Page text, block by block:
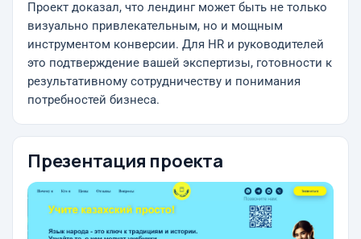
Проект доказал, что лендинг может быть не только
визуально привлекательным, но и мощным
инструментом конверсии. Для HR и руководителей
это подтверждение вашей экспертизы, готовности к
результативному сотрудничеству и понимания
потребностей бизнеса.
Презентация проекта